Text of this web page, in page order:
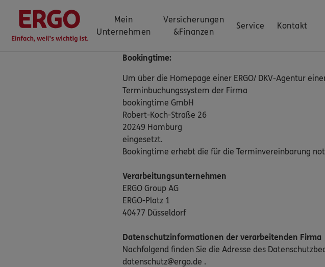
Mein
Unternehmen
Versicherungen
&Finanzen
Service Kontakt
Bookingtime:
Um über die Homepage einer ERGO/ DKV-Agentur
Terminbuchungssystem der Firma
bookingtime GmbH
Robert-Koch-Straße 26
20249 Hamburg
eingesetzt.
Bookingtime erhebt die für die Terminvereinbarung
Verarbeitungsunternehmen
ERGO Group AG
ERGO-Platz 1
40477 Düsseldorf
Datenschutzinformationen der verarbeitenden Firma
Nachfolgend finden Sie die Adresse des
datenschutz@ergo.de .